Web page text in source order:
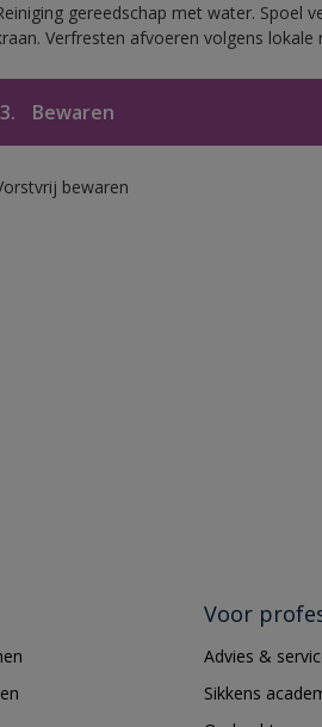
gereedschap met water.
Verfresten afvoeren volgens lokale
3. Bewaren
bewaren
Voor
Advies &
Sikkens